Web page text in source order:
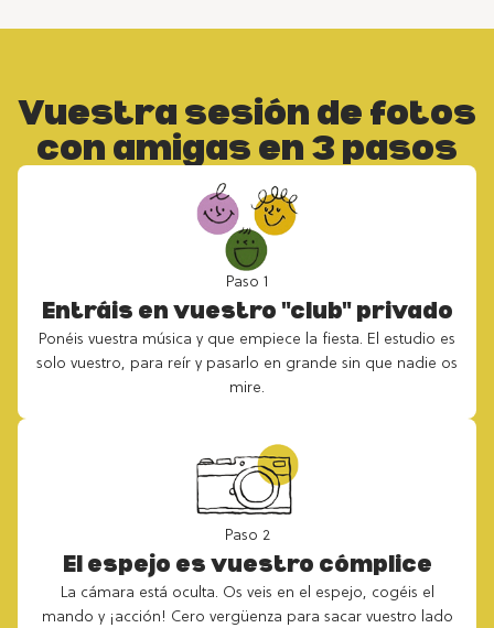
Vuestra sesión de fotos
con amigas en 3 pasos
Paso 1
Entráis en vuestro "club" privado
Ponéis vuestra música y que empiece la fiesta. El estudio es
solo vuestro, para reír y pasarlo en grande sin que nadie os
mire.
Paso 2
El espejo es vuestro cómplice
La cámara está oculta. Os veis en el espejo, cogéis el
mando y ¡acción! Cero vergüenza para sacar vuestro lado